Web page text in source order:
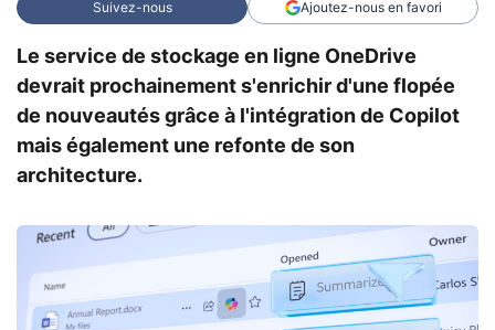
Suivez-nous Ajoutez-nous en favori
Le service de stockage en ligne OneDrive
devrait prochainement s'enrichir d'une flopée
de nouveautés grâce à l'intégration de Copilot
mais également une refonte de son
architecture.